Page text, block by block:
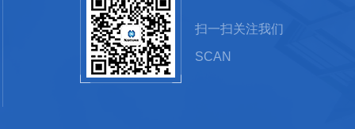
扫一扫关注我们
SCAN